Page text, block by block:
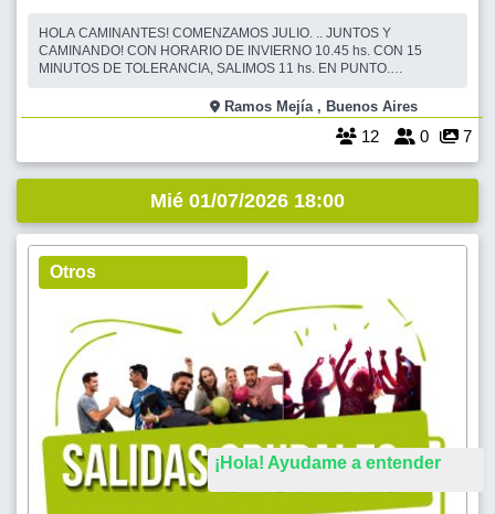
¡Hola! Ayudame a entender
HOLA CAMINANTES! COMENZAMOS JULIO. .. JUNTOS Y
CAMINANDO! CON HORARIO DE INVIERNO 10.45 hs. CON 15
MINUTOS DE TOLERANCIA, SALIMOS 11 hs. EN PUNTO.
UNA CAMINATA DE 7 KM. PARA REUNIRNOS UNA VEZ MAS. CADA
UNO CAMINA A SU PASO, A SU TIEMPO, Y PUEDE DESCANSAR Y
Ramos Mejía , Buenos Aires
12 0 7
Mié 01/07/2026 18:00
Otros